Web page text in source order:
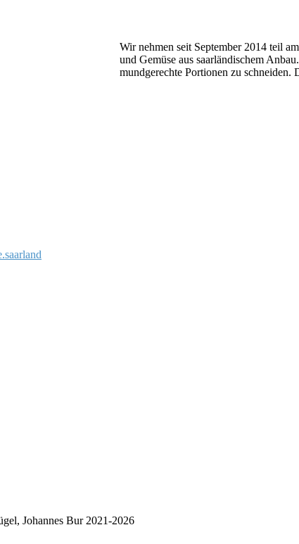
Wir nehmen seit September 2014 teil
und Gemüse aus saarländischem
mundgerechte Portionen zu schneiden.
Johannes Bur 2021-2026